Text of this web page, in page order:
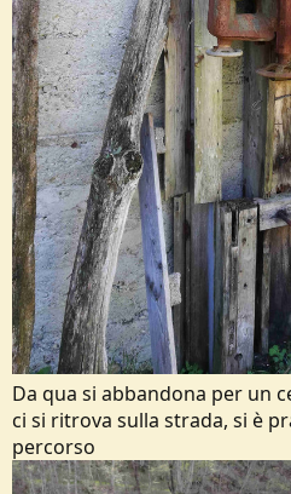
Da qua si abbandona per un
ci si ritrova sulla strada, si è
percorso